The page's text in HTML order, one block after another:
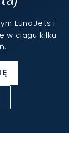
LunaJets i
w ciągu kilku